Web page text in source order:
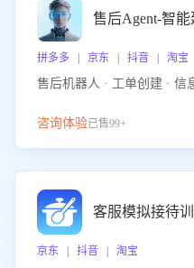
售后Agent-智能
拼多多 | 京东 | 抖音 | 淘宝
售后机器人 · 工单创建 · 信
咨询体验已售99+
客服模拟接待
京东 | 抖音 | 淘宝